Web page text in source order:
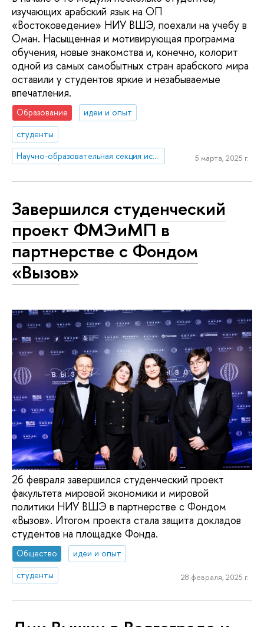
изучающих арабский язык на ОП
«Востоковедение» НИУ ВШЭ, поехали на учебу в
Оман. Насыщенная и мотивирующая программа
обучения, новые знакомства и, конечно, колорит
одной из самых самобытных стран арабского мира
оставили у студентов яркие и незабываемые
впечатления.
Образование
идеи и опыт
студенты
Научно-образовательная секция исследований Ближнего Востока и Северной Африки
5 марта, 2025 г.
Завершился студенческий
проект ФМЭиМП в
партнерстве с Фондом
«Вызов»
26 февраля завершился студенческий проект
факультета мировой экономики и мировой
политики НИУ ВШЭ в партнерстве с Фондом
«Вызов». Итогом проекта стала защита докладов
студентов на площадке Фонда.
Общество
идеи и опыт
студенты
28 февраля, 2025 г.